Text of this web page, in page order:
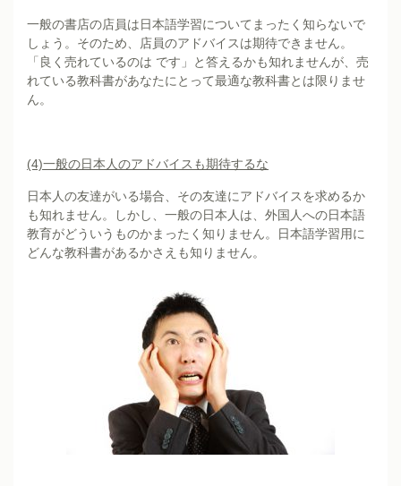
一般の書店の店員は日本語学習についてまったく知らないで
しょう。そのため、店員のアドバイスは期待できません。
「良く売れているのは です」と答えるかも知れませんが、売
れている教科書があなたにとって最適な教科書とは限りませ
ん。
(4)一般の日本人のアドバイスも期待するな
日本人の友達がいる場合、その友達にアドバイスを求めるか
も知れません。しかし、一般の日本人は、外国人への日本語
教育がどういうものかまったく知りません。日本語学習用に
どんな教科書があるかさえも知りません。